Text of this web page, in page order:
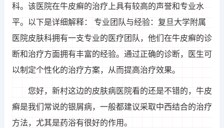
科。该医院在牛皮癣的治疗上具有较高的声誉和专业水
平。以下是详细解释： 专业团队与经验：复旦大学附属
医院皮肤科拥有一支专业的医疗团队，他们在牛皮癣的诊
断和治疗方面拥有丰富的经验。通过正确的诊断，医生可
以制定个性化的治疗方案，从而提高治疗效果。
您好，新村这边的皮肤病医院看的还是不错的，牛皮
癣是我们常说的银屑病，一般都建议采取中西结合的治疗
方法，尤其是药浴有很好的作用。